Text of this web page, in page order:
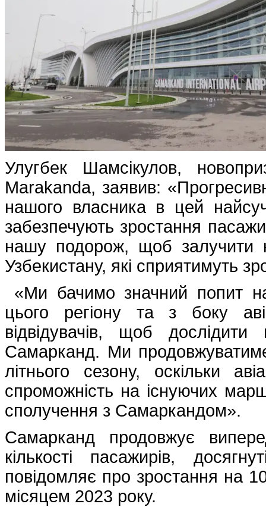
Улугбек Шамсікулов,
Marakanda, заявив:
нашого власника в цей
забезпечують зростання
нашу подорож, щоб залучити
Узбекистану, які сприятимуть
«Ми бачимо значний попит
цього регіону та з боку
відвідувачів, щоб
Самарканд. Ми
літнього сезону, оскільки
спроможність на існуючих
сполучення з Самаркандом».
Самарканд продовжує
кількості пасажирів,
повідомляє про зростання на
місяцем 2023 року.